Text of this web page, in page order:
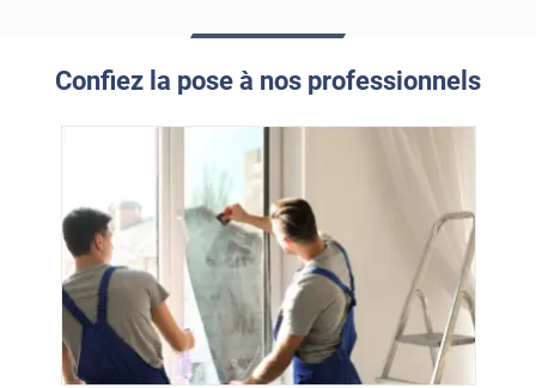
Confiez la pose à nos professionnels